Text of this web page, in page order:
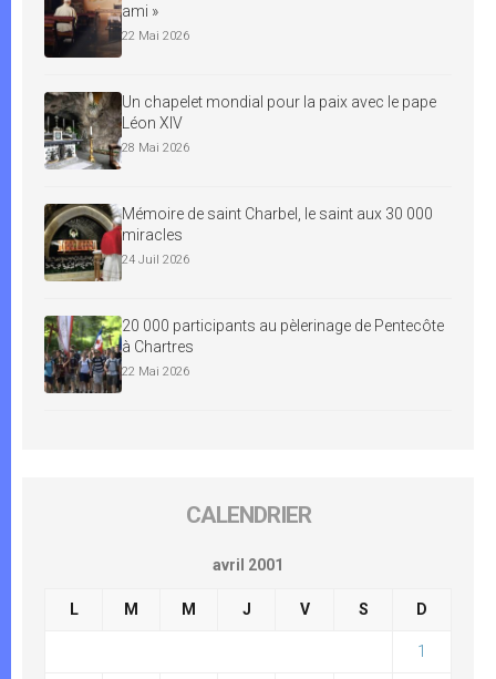
ami »
22 Mai 2026
Un chapelet mondial pour la paix avec le pape
Léon XIV
28 Mai 2026
Mémoire de saint Charbel, le saint aux 30 000
miracles
24 Juil 2026
20 000 participants au pèlerinage de Pentecôte
à Chartres
22 Mai 2026
CALENDRIER
avril 2001
L M M J V S D
1